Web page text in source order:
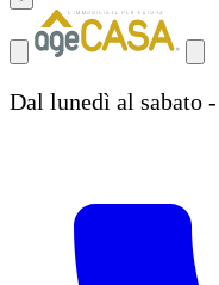
Dal lunedì al sabato